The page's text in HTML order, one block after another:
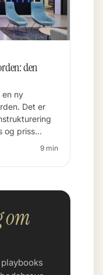
den
en ny
Det er
og priss…
9 min
om